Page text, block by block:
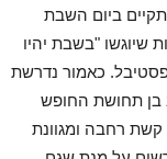
ביום השבת
שיוגשו "בשבת יהיו
כאמור נדרשת
בן תחושת החופש
רחבה ומגוונת